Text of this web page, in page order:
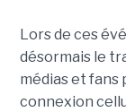
Lors de ces
désormais le
médias et fans
connexion